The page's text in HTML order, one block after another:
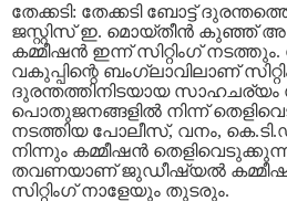
തേക്കടി: തേക്കടി ബോട്ട്‌
ജസ്റ്റിസ്‌ ഇ. മൊയ്‌തീന്‍ കുഞ്ഞ്‌
കമ്മീഷന്‍ ഇന്ന്‌ സിറ്റിംഗ്‌
വകുപ്പിന്റെ ബംഗ്ലാവിലാണ്‌
ദുരന്തത്തിനിടയായ സാഹചര്യം
പൊതുജനങ്ങളില്‍ നിന്ന്‌
നടത്തിയ പോലീസ്‌, വനം,
നിന്നും കമ്മീഷന്‍
തവണയാണ്‌ ജുഡീഷ്യല്‍
സിറ്റിംഗ്‌ നാളേയും തുടരും.